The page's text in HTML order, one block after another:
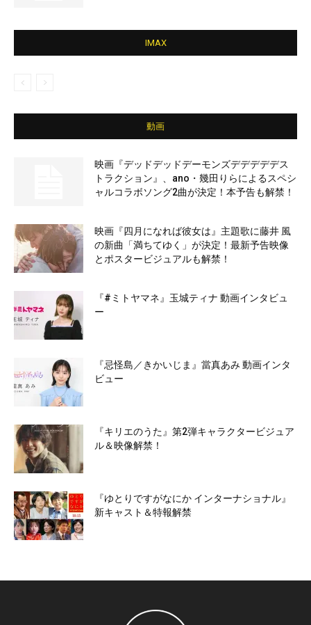
IMAX
動画
映画『デッドデッドデーモンズデデデデデス
トラクション』、ano・幾田りらによるスペシ
ャルコラボソング2曲が決定！本予告も解禁！
映画『四月になれば彼女は』主題歌に藤井 風
の新曲「満ちてゆく」が決定！最新予告映像
とポスタービジュアルも解禁！
『#ミトヤマネ』玉城ティナ 動画インタビュ
ー
『忌怪島／きかいじま』當真あみ 動画インタ
ビュー
『キリエのうた』第2弾キャラクタービジュア
ル＆映像解禁！
『ゆとりですがなにか インターナショナル』
新キャスト＆特報解禁